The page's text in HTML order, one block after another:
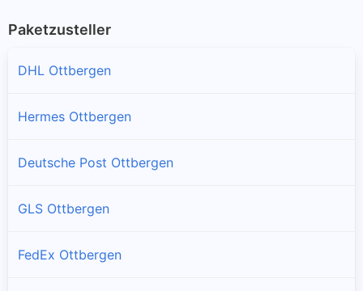
Paketzusteller
DHL Ottbergen
Hermes Ottbergen
Deutsche Post Ottbergen
GLS Ottbergen
FedEx Ottbergen